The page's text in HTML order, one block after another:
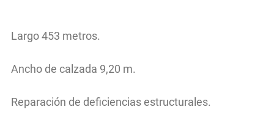
Largo 453 metros.
Ancho de calzada 9,20 m.
Reparación de deficiencias estructurales.